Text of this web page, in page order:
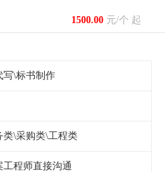
1500.00元/个 起
写\标书制作
类\采购类\工程类
工程师直接沟通